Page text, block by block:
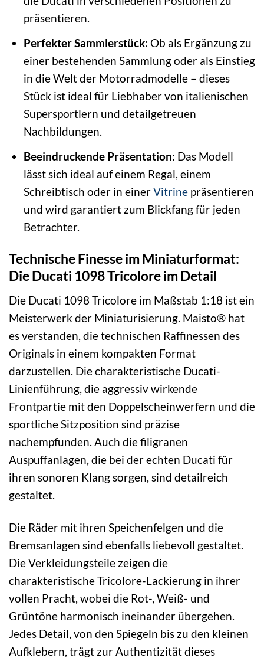
präsentieren.
Perfekter Sammlerstück: Ob als Ergänzung zu
einer bestehenden Sammlung oder als Einstieg
in die Welt der Motorradmodelle – dieses
Stück ist ideal für Liebhaber von italienischen
Supersportlern und detailgetreuen
Nachbildungen.
Beeindruckende Präsentation: Das Modell
lässt sich ideal auf einem Regal, einem
Schreibtisch oder in einerVitrinepräsentieren
und wird garantiert zum Blickfang für jeden
Betrachter.
Technische Finesse im Miniaturformat:
Die Ducati 1098 Tricolore im Detail
Die Ducati 1098 Tricolore im Maßstab 1:18 ist ein
Meisterwerk der Miniaturisierung. Maisto® hat
es verstanden, die technischen Raffinessen des
Originals in einem kompakten Format
darzustellen. Die charakteristische Ducati-
Linienführung, die aggressiv wirkende
Frontpartie mit den Doppelscheinwerfern und die
sportliche Sitzposition sind präzise
nachempfunden. Auch die filigranen
Auspuffanlagen, die bei der echten Ducati für
ihren sonoren Klang sorgen, sind detailreich
gestaltet.
Die Räder mit ihren Speichenfelgen und die
Bremsanlagen sind ebenfalls liebevoll gestaltet.
Die Verkleidungsteile zeigen die
charakteristische Tricolore-Lackierung in ihrer
vollen Pracht, wobei die Rot-, Weiß- und
Grüntöne harmonisch ineinander übergehen.
Jedes Detail, von den Spiegeln bis zu den kleinen
Aufklebern, trägt zur Authentizität dieses